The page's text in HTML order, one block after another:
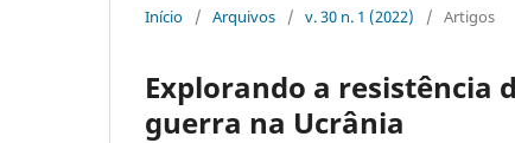
Início / Arquivos / v. 30 n. 1 (2022) / Artigos
Explorando a resistência
guerra na Ucrânia